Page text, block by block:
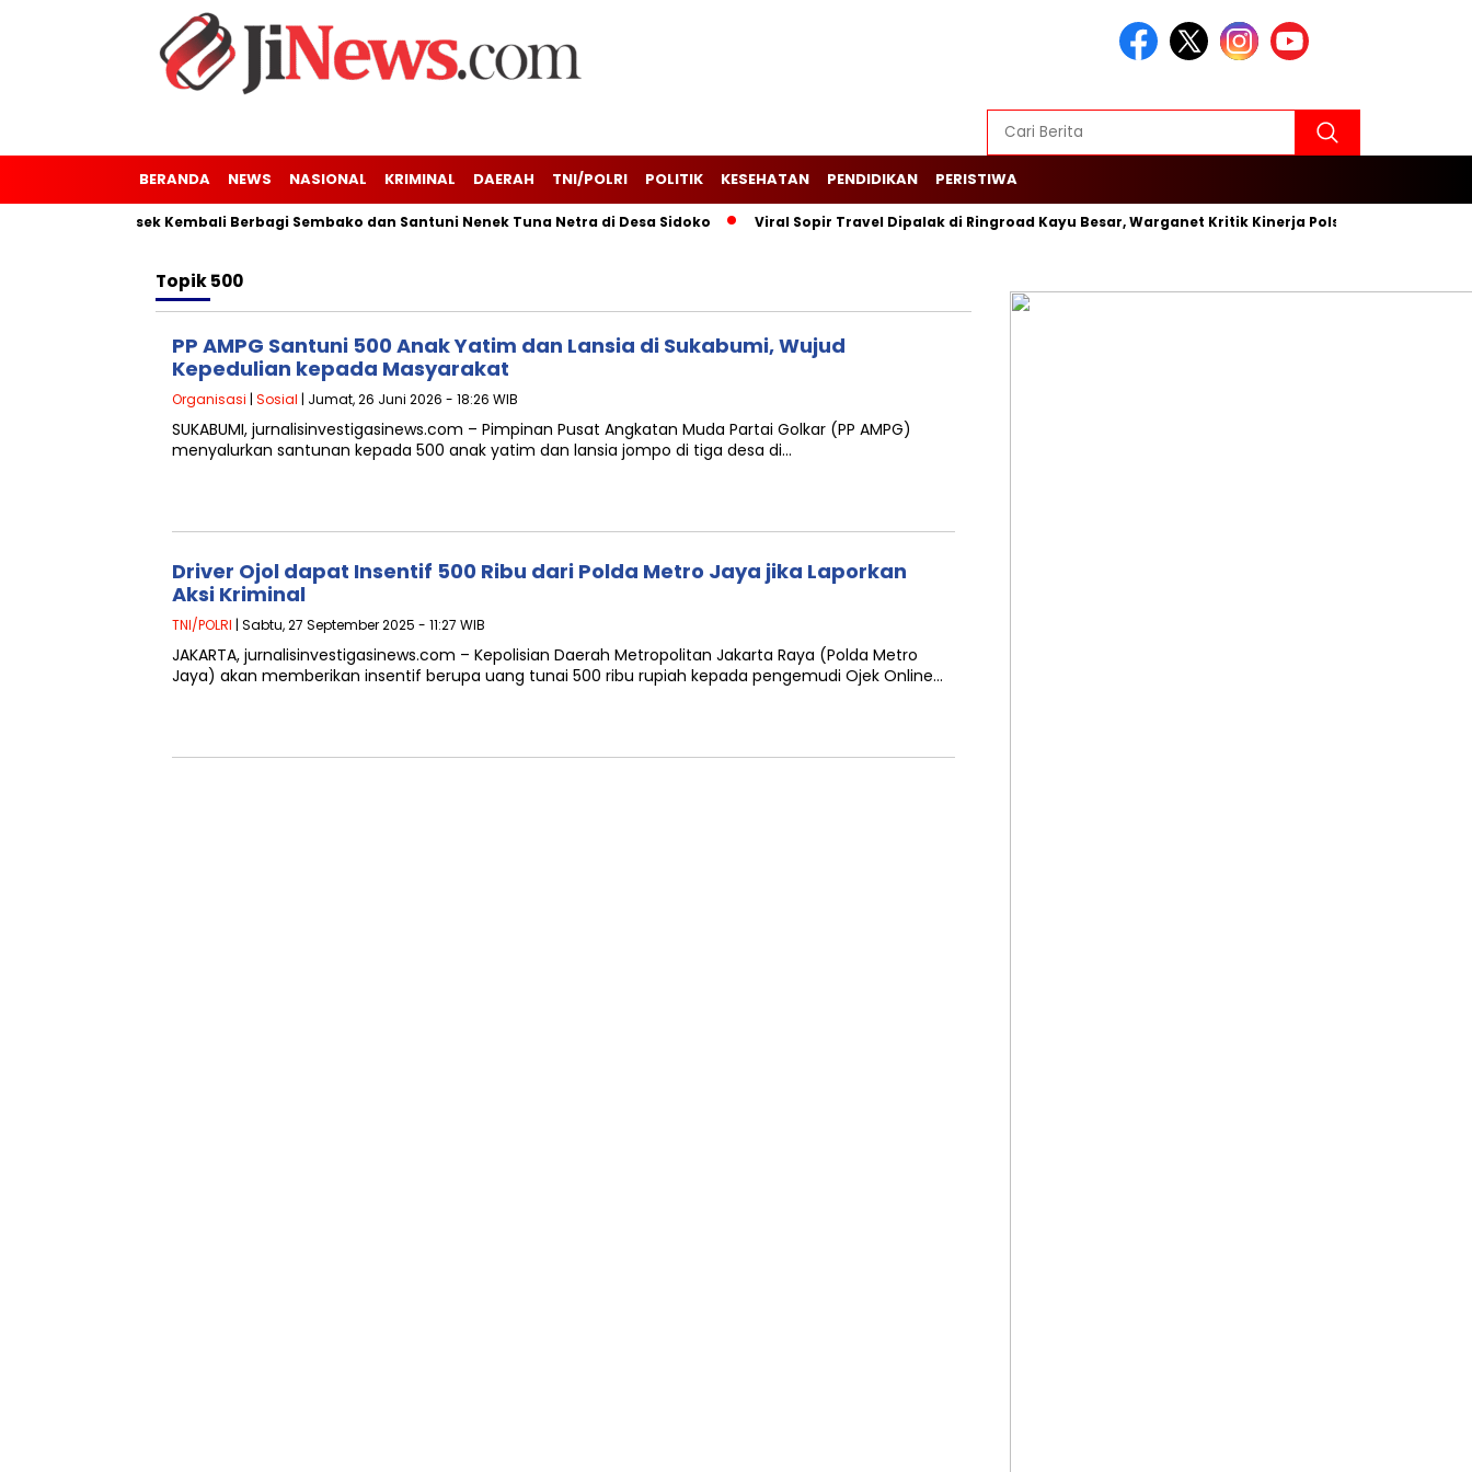
BERANDA NEWS NASIONAL KRIMINAL DAERAH TNI/POLRI POLITIK KESEHATAN PENDIDIKAN PERISTIWA
Kaler-Kresek Kembali Berbagi Sembako dan Santuni Nenek Tuna Netra di Desa Sidoko Viral Sopir Travel Dipalak di Ringroad Kayu Besar, Warganet Kritik Kinerja Polsek Cengkareng
Topik500
PP AMPG Santuni 500 Anak Yatim dan Lansia di Sukabumi, Wujud
Kepedulian kepada Masyarakat
Organisasi | Sosial | Jumat, 26 Juni 2026 - 18:26 WIB
SUKABUMI, jurnalisinvestigasinews.com – Pimpinan Pusat Angkatan Muda Partai Golkar (PP AMPG)
menyalurkan santunan kepada 500 anak yatim dan lansia jompo di tiga desa di…
Driver Ojol dapat Insentif 500 Ribu dari Polda Metro Jaya jika Laporkan
Aksi Kriminal
TNI/POLRI | Sabtu, 27 September 2025 - 11:27 WIB
JAKARTA, jurnalisinvestigasinews.com – Kepolisian Daerah Metropolitan Jakarta Raya (Polda Metro
Jaya) akan memberikan insentif berupa uang tunai 500 ribu rupiah kepada pengemudi Ojek Online…